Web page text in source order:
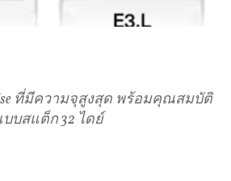
ที่มีความจุสูงสุด พร้อมคุณสมบัติ
บบสแต็ก32 ไดย์